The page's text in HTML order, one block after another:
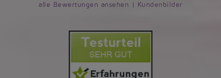
alle Bewertungen ansehen | Kundenbilder